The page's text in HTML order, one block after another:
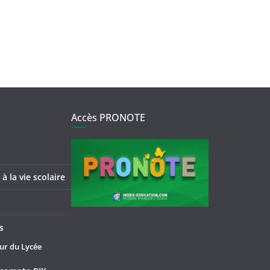
la vie scolaire
du Lycée
Accès PRONOTE